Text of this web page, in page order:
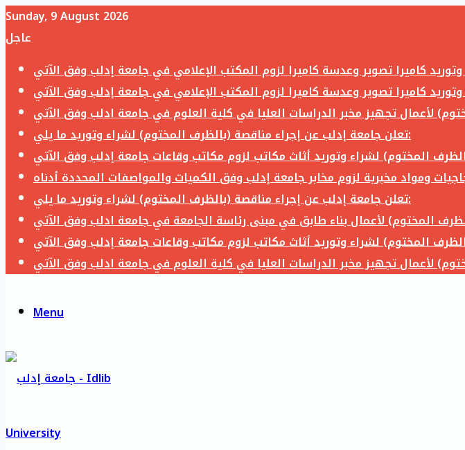
Sunday, 9 August 2026
عاجل
تعلن جامعة إدلب عن إجراء مناقصة (بالظرف المختوم) لشراء وتوريد ما يلي:
تعلن جامعة إدلب عن إجراء مناقصة (بالظرف المختوم) لشراء وتوريد ما يلي:
Menu